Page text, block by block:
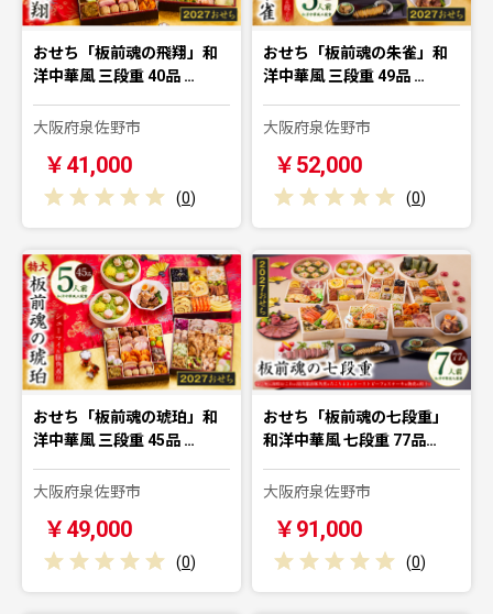
おせち「板前魂の飛翔」和
洋中華風 三段重 40品 …
大阪府泉佐野市
￥41,000
(0)
おせち「板前魂の朱雀」和
洋中華風 三段重 49品 …
大阪府泉佐野市
￥52,000
(0)
おせち「板前魂の琥珀」和
洋中華風 三段重 45品 …
大阪府泉佐野市
￥49,000
(0)
おせち「板前魂の七段重」
和洋中華風 七段重 77品…
大阪府泉佐野市
￥91,000
(0)